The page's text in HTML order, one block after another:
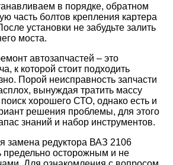
в порядке, обратном
часть болтов крепления картера
установки не забудьте залить
моста.
автозапчастей – это
к которой стоит подходить
Порой неисправность запчасти
вынуждая тратить массу
хорошего СТО, однако есть и
решения проблемы, для этого
знаний и набор инструментов.
замена редуктора ВАЗ 2106
осторожным и не